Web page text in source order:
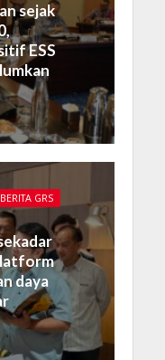
sejak
ESS
BERITA GRS
daya